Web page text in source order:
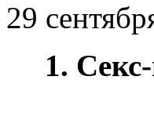
29
1.